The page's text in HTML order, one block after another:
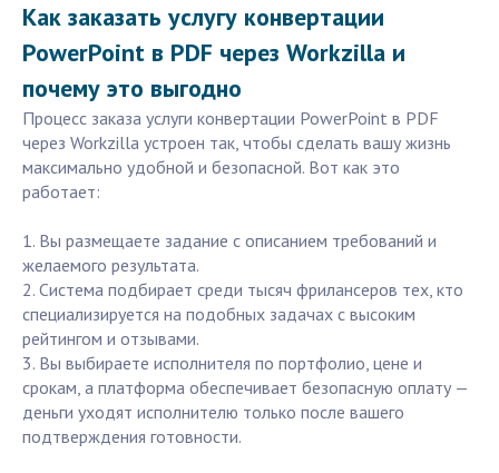
Как заказать услугу конвертации
PowerPoint в PDF через Workzilla и
почему это выгодно
Процесс заказа услуги конвертации PowerPoint в PDF
через Workzilla устроен так, чтобы сделать вашу жизнь
максимально удобной и безопасной. Вот как это
работает:
1. Вы размещаете задание с описанием требований и
желаемого результата.
2. Система подбирает среди тысяч фрилансеров тех, кто
специализируется на подобных задачах с высоким
рейтингом и отзывами.
3. Вы выбираете исполнителя по портфолио, цене и
срокам, а платформа обеспечивает безопасную оплату —
деньги уходят исполнителю только после вашего
подтверждения готовности.